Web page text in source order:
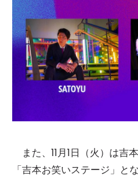
また、11月1日（火）は吉
「吉本お笑いステージ」と